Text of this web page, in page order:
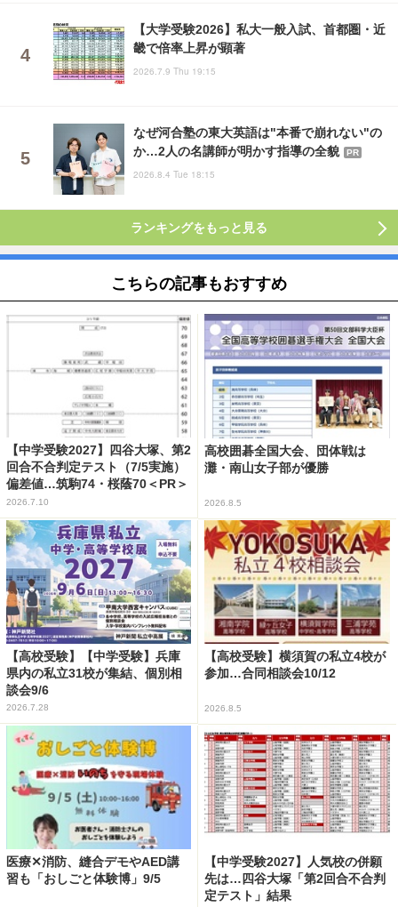
【大学受験2026】私大一般入試、首都圏・近
畿で倍率上昇が顕著
2026.7.9 Thu 19:15
なぜ河合塾の東大英語は"本番で崩れない"の
か…2人の名講師が明かす指導の全貌
PR
2026.8.4 Tue 18:15
ランキングをもっと見る
こちらの記事もおすすめ
【中学受験2027】四谷大塚、第2
回合不合判定テスト（7/5実施）
偏差値…筑駒74・桜蔭70＜PR＞
2026.7.10
高校囲碁全国大会、団体戦は
灘・南山女子部が優勝
2026.8.5
【高校受験】【中学受験】兵庫
県内の私立31校が集結、個別相
談会9/6
2026.7.28
【高校受験】横須賀の私立4校が
参加…合同相談会10/12
2026.8.5
医療✕消防、縫合デモやAED講
習も「おしごと体験博」9/5
【中学受験2027】人気校の併願
先は…四谷大塚「第2回合不合判
定テスト」結果